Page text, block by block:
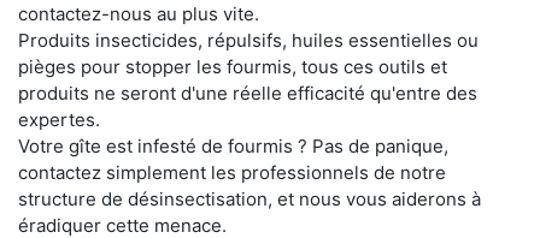
contactez-nous au plus vite.
Produits insecticides, répulsifs, huiles essentielles ou
pièges pour stopper les fourmis, tous ces outils et
produits ne seront d'une réelle efficacité qu'entre des
expertes.
Votre gîte est infesté de fourmis ? Pas de panique,
contactez simplement les professionnels de notre
structure de désinsectisation, et nous vous aiderons à
éradiquer cette menace.